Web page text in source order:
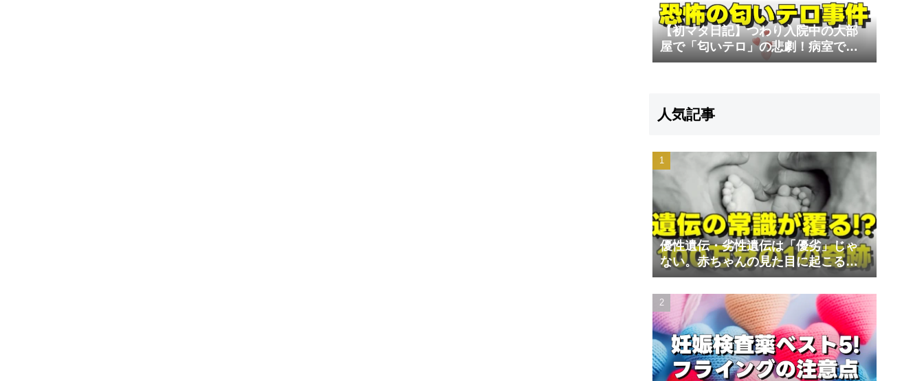
【初マタ日記】つわり入院中の大部
屋で「匂いテロ」の悲劇！病室でラ
ーメンは勘弁して
人気記事
優性遺伝・劣性遺伝は「優劣」じゃ
ない。赤ちゃんの見た目に起こる遺
伝の不思議